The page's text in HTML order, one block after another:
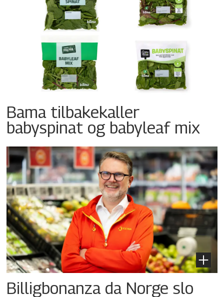
Bama tilbakekaller
babyspinat og babyleaf mix
Billigbonanza da Norge slo